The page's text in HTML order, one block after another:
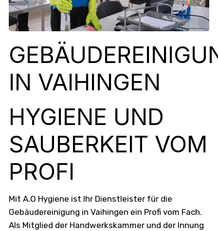
IN VAIHINGEN
HYGIENE UND
SAUBERKEIT VOM
PROFI
Mit A.O Hygiene ist Ihr Dienstleister für die
Gebäudereinigung in Vaihingen ein Profi vom Fach.
Als Mitglied der Handwerkskammer und der Innung